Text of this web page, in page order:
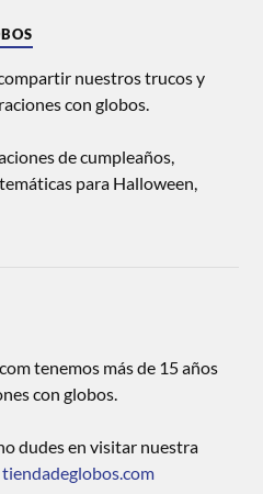
nuestros trucos y
con globos.
de cumpleaños,
para Halloween,
tenemos más de 15 años
con globos.
dudes en visitar nuestra
tiendadeglobos.com